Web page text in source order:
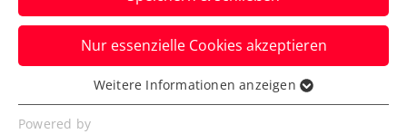
Runde
Das ÖTV-Aushängeschild trotzt den
gesundheitlichen Problemen im Vorfeld
des Millionenturniers.
Nur essenzielle Cookies akzeptieren
Essenziell
Essenzielle Cookies werden für grundlegende
Weitere Informationen anzeigen
Powered by